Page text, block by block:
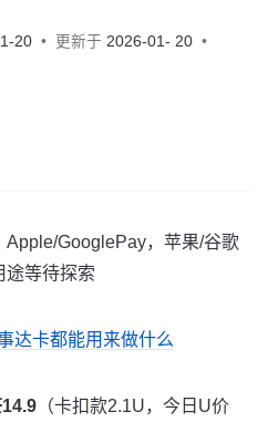
20 更新于 2026-01- 20
GooglePay，苹果/谷歌
等待探索
达卡都能用来做什么
（卡扣款2.1U，今日U价